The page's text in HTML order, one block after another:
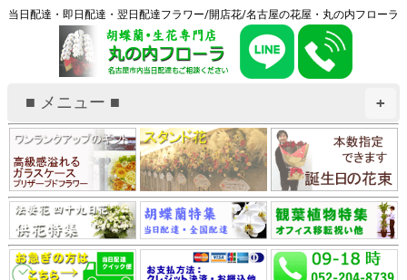
当日配達・即日配達・翌日配達フラワー/開店花/名古屋の花屋・丸の内フローラ
+
■ メニュー ■